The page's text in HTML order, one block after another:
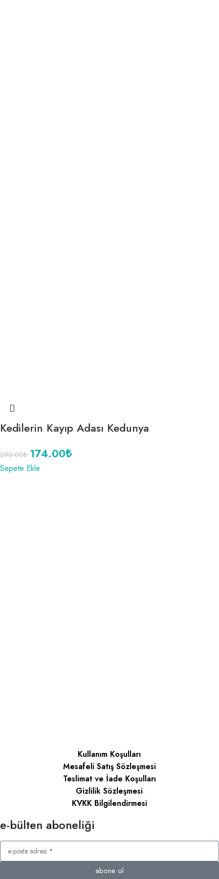
Kedilerin Kayıp Adası Kedunya
290.00₺ 174.00₺
Sepete Ekle
Kullanım Koşulları
Mesafeli Satış Sözleşmesi
Teslimat ve İade Koşulları
Gizlilik Sözleşmesi
KVKK Bilgilendirmesi
e-bülten aboneliği
abone ol